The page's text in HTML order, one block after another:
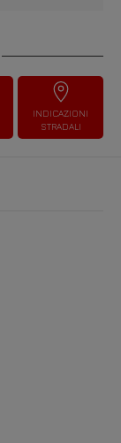
INDICAZIONI
STRADALI